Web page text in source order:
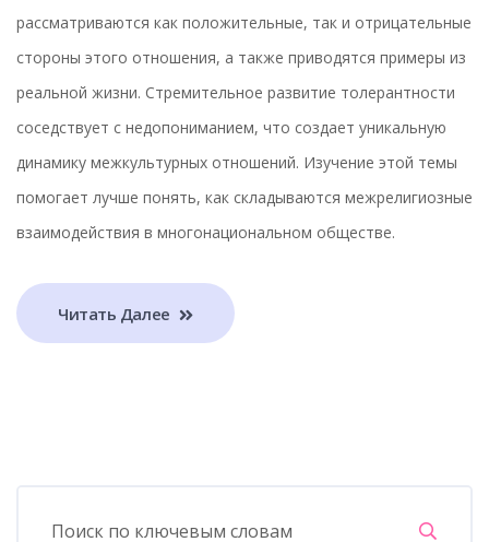
рассматриваются как положительные, так и отрицательные
стороны этого отношения, а также приводятся примеры из
реальной жизни. Стремительное развитие толерантности
соседствует с недопониманием, что создает уникальную
динамику межкультурных отношений. Изучение этой темы
помогает лучше понять, как складываются межрелигиозные
взаимодействия в многонациональном обществе.
Читать Далее